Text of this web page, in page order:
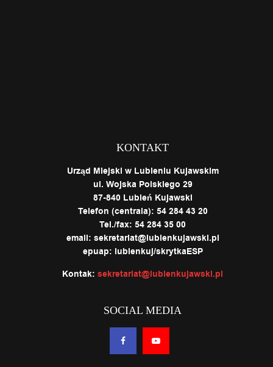
KONTAKT
Urząd Miejski w Lubieniu Kujawskim
ul. Wojska Polskiego 29
87-840 Lubień Kujawski
Telefon (centrala): 54 284 43 20
Tel./fax: 54 284 35 00
email: sekretariat@lubienkujawski.pl
epuap: lubienkuj/skrytkaESP
Kontak: sekretariat@lubienkujawski.pl
SOCIAL MEDIA